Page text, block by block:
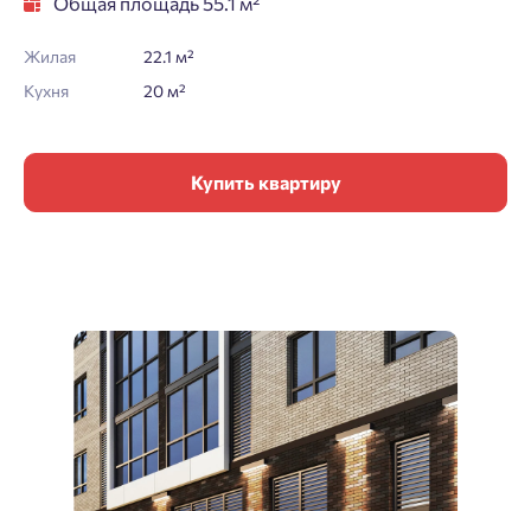
Жилая
22.1 м²
Кухня
20 м²
Купить квартиру